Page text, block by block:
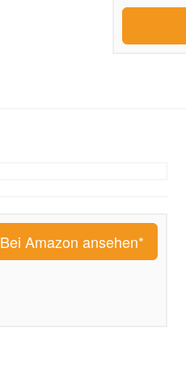
Bei Amazon ansehen*